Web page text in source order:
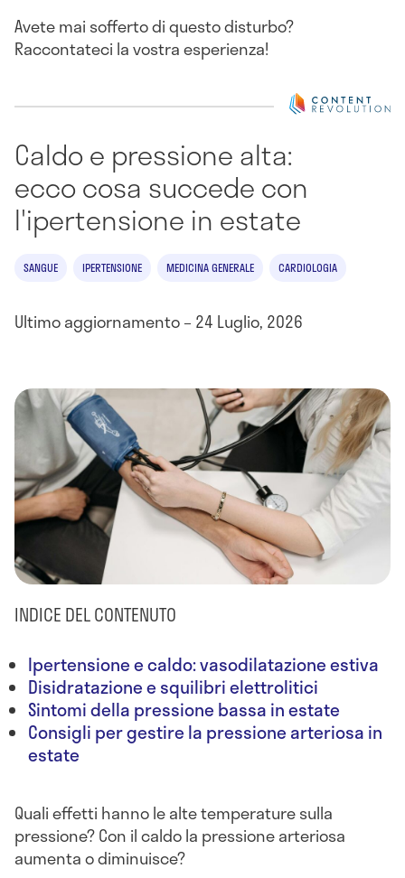
Avete mai sofferto di questo disturbo?
Raccontateci la vostra esperienza!
Caldo e pressione alta:
ecco cosa succede con
l'ipertensione in estate
SANGUE IPERTENSIONE MEDICINA GENERALE CARDIOLOGIA
Ultimo aggiornamento – 24 Luglio, 2026
INDICE DEL CONTENUTO
Ipertensione e caldo: vasodilatazione estiva
Disidratazione e squilibri elettrolitici
Sintomi della pressione bassa in estate
Consigli per gestire la pressione arteriosa in
estate
Quali effetti hanno le alte temperature sulla
pressione? Con il caldo la pressione arteriosa
aumenta o diminuisce?